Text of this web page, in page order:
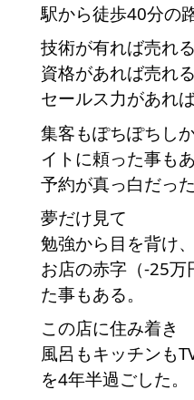
駅から徒歩40分の
技術が有れば売れ
資格があれば売れ
セールス力があれ
集客もぽちぽちし
イトに頼った事もあ
予約が真っ白だっ
夢だけ見て
勉強から目を背け
お店の赤字（-25万
た事もある。
この店に住み着き
風呂もキッチンも
を4年半過ごした。